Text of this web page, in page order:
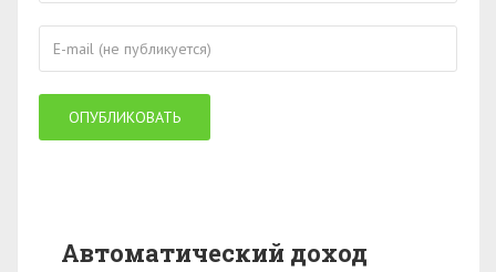
Автоматический доход